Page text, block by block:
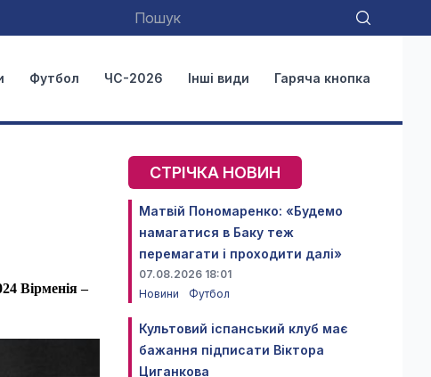
Футбол ЧС-2026 Інші види Гаряча кнопка
Вірменія –
СТРІЧКА НОВИН
Матвій Пономаренко: «Будемо
намагатися в Баку теж
перемагати і проходити далі»
07.08.2026 18:01
Новини
Футбол
Культовий іспанський клуб має
бажання підписати Віктора
Циганкова